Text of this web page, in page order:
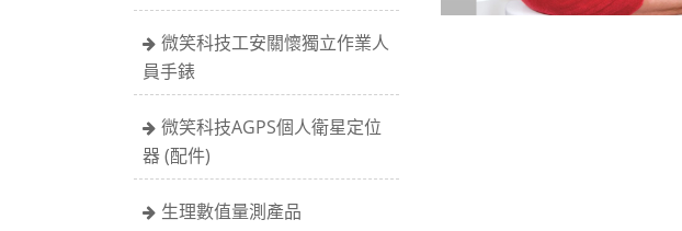
微笑科技工安關懷獨立作業人
員手錶
微笑科技AGPS個人衛星定位
器 (配件)
生理數值量測產品